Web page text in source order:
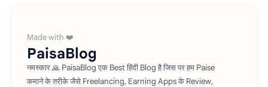
PaisaBlog
नमस्कार 🙏 PaisaBlog एक Best हिंदी Blog है जिस पर हम Paise
कमाने के तरीके जैसे Freelancing, Earning Apps के Review,